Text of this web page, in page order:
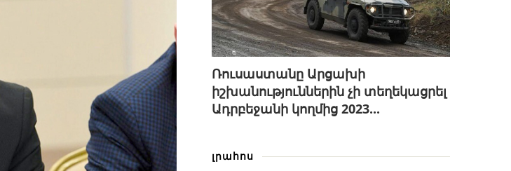
Ռուսաստանը Արցախի
իշխանություններին չի տեղեկացրել
Ադրբեջանի կողմից 2023...
լրահոս